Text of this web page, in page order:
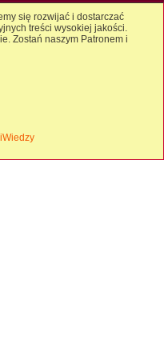
się rozwijać i dostarczać
treści wysokiej jakości.
Zostań naszym Patronem i